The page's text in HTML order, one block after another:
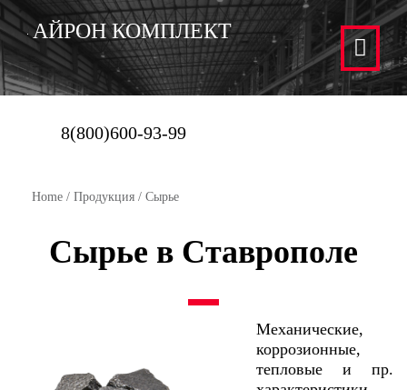
АЙРОН КОМПЛЕКТ
8(800)600-93-99
Home / Продукция / Сырье
Сырье в Ставрополе
Механические,
коррозионные,
тепловые и пр.